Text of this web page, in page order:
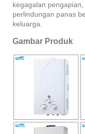
kegagalan
perlindungan panas
keluarga.
Gambar Produk